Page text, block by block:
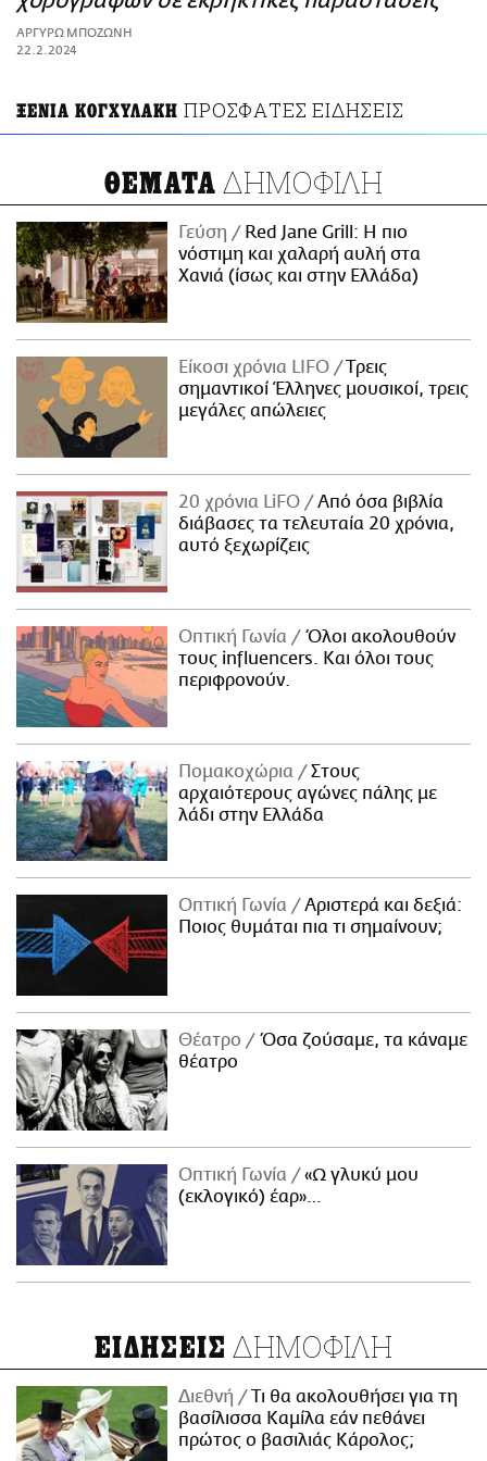
ΑΜΠΑ
PRINT
ΑΡΓΥΡΩ ΜΠΟΖΩΝΗ
22.2.2024
ΞΕΝΙΑ ΚΟΓΧΥΛΑΚΗ ΠΡΟΣΦΑΤΕΣ ΕΙΔΗΣΕΙΣ
ΘΕΜΑΤΑ ΔΗΜΟΦΙΛΗ
Γεύση
Red Jane Grill: Η πιο
νόστιμη και χαλαρή αυλή στα
Χανιά (ίσως και στην Ελλάδα)
Είκοσι χρόνια LIFO
Tρεις
σημαντικοί Έλληνες μουσικοί, τρεις
μεγάλες απώλειες
20 χρόνια LiFO
Από όσα βιβλία
διάβασες τα τελευταία 20 χρόνια,
αυτό ξεχωρίζεις
Οπτική Γωνία
Όλοι ακολουθούν
τους influencers. Και όλοι τους
περιφρονούν.
Πομακοχώρια
Στους
αρχαιότερους αγώνες πάλης με
λάδι στην Ελλάδα
Οπτική Γωνία
Αριστερά και δεξιά:
Ποιος θυμάται πια τι σημαίνουν;
Θέατρο
Όσα ζούσαμε, τα κάναμε
θέατρο
Οπτική Γωνία
«Ω γλυκύ μου
(εκλογικό) έαρ»…
ΕΙΔΗΣΕΙΣ ΔΗΜΟΦΙΛΗ
Διεθνή
Τι θα ακολουθήσει για τη
βασίλισσα Καμίλα εάν πεθάνει
πρώτος ο βασιλιάς Κάρολος;